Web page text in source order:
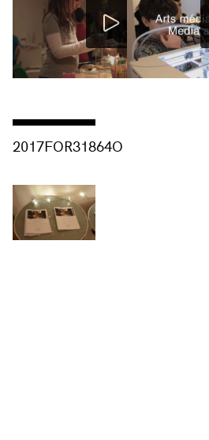
2017FOR31864O